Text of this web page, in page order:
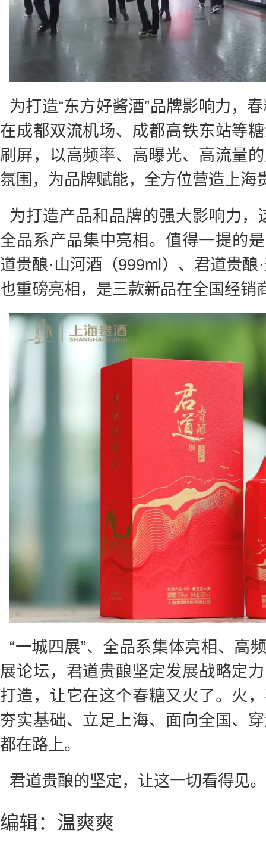
为打造“东方好酱酒”品牌影响力，
在成都双流机场、成都高铁东站等
刷屏，以高频率、高曝光、高流量
氛围，为品牌赋能，全方位营造上海
为打造产品和品牌的强大影响力，
全品系产品集中亮相。值得一提的
道贵酿·山河酒（999ml）、君道贵酿
也重磅亮相，是三款新品在全国经销
“一城四展”、全品系集体亮相、高
展论坛，君道贵酿坚定发展战略定
打造，让它在这个春糖又火了。火
夯实基础、立足上海、面向全国、
都在路上。
君道贵酿的坚定，让这一切看得见。
编辑：温爽爽